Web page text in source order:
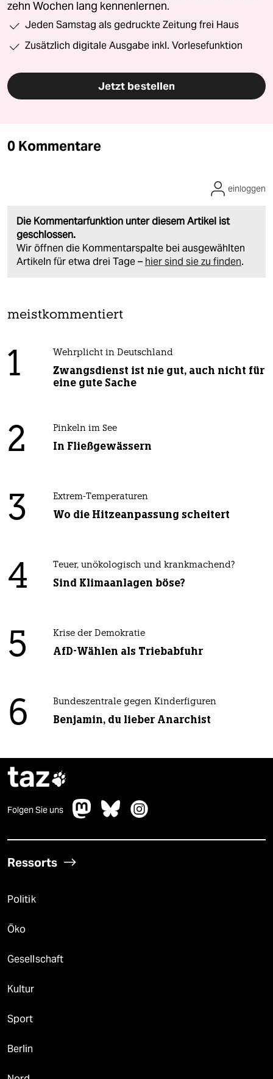
zehn Wochen lang kennenlernen.
Jeden Samstag als gedruckte Zeitung frei Haus
Zusätzlich digitale Ausgabe inkl. Vorlesefunktion
Jetzt bestellen
0 Kommentare
Die Kommentarfunktion unter diesem Artikel ist
geschlossen.
Wir öffnen die Kommentarspalte bei ausgewählten
Artikeln für etwa drei Tage – hier sind sie zu finden.
einloggen
meistkommentiert
1 Wehrplicht in Deutschland
Zwangsdienst ist nie gut, auch nicht für
eine gute Sache
2 Pinkeln im See
In Fließgewässern
3 Extrem-Temperaturen
Wo die Hitzeanpassung scheitert
4 Teuer, unökologisch und krankmachend?
Sind Klimaanlagen böse?
5 Krise der Demokratie
AfD-Wählen als Triebabfuhr
6 Bundeszentrale gegen Kinderfiguren
Benjamin, du lieber Anarchist
taz
Folgen Sie uns
Ressorts
Politik
Öko
Gesellschaft
Kultur
Sport
Berlin